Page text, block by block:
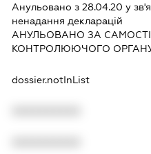
Анульовано з 28.04.20 у
ненадання декларацiй
АНУЛЬОВАНО ЗА
КОНТРОЛЮЮЧОГО
dossier.notInList